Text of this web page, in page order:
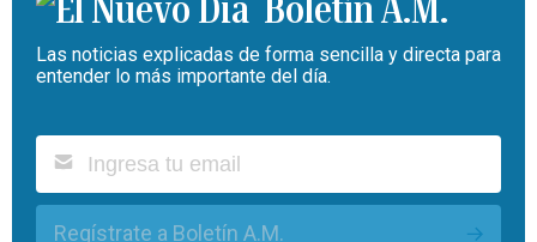
Boletín A.M.
Las noticias explicadas de forma sencilla y directa para
entender lo más importante del día.
Regístrate a Boletín A.M.